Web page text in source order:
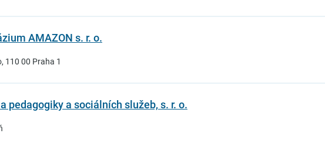
AMAZON s. r. o.
110 00 Praha 1
pedagogiky a sociálních služeb, s. r. o.